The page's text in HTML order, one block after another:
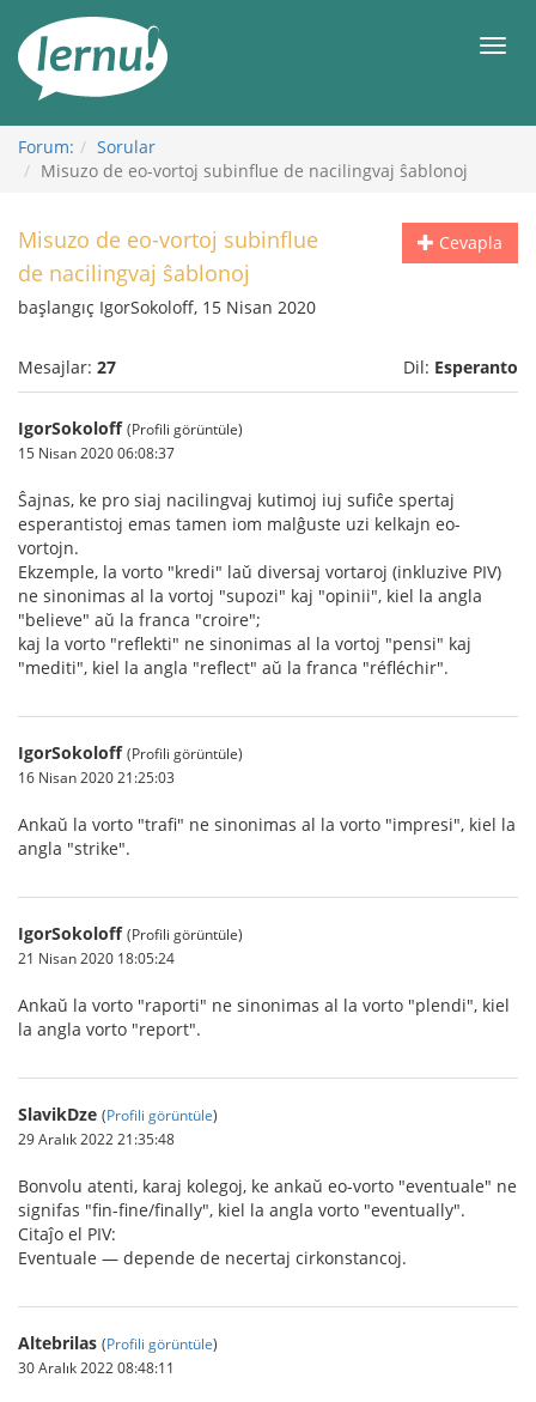
Görüntüleme
Forum:
Sorular
Misuzo de eo-vortoj subinflue de nacilingvaj ŝablonoj
Cevapla
Misuzo de eo-vortoj subinflue
de nacilingvaj ŝablonoj
başlangıç IgorSokoloff, 15 Nisan 2020
Mesajlar: 27 Dil: Esperanto
IgorSokoloff (Profili görüntüle)
15 Nisan 2020 06:08:37
Ŝajnas, ke pro siaj nacilingvaj kutimoj iuj sufiĉe spertaj
esperantistoj emas tamen iom malĝuste uzi kelkajn eo-
vortojn.
Ekzemple, la vorto "kredi" laŭ diversaj vortaroj (inkluzive PIV)
ne sinonimas al la vortoj "supozi" kaj "opinii", kiel la angla
"believe" aŭ la franca "croire";
kaj la vorto "reflekti" ne sinonimas al la vortoj "pensi" kaj
"mediti", kiel la angla "reflect" aŭ la franca "réfléchir".
IgorSokoloff (Profili görüntüle)
16 Nisan 2020 21:25:03
Ankaŭ la vorto "trafi" ne sinonimas al la vorto "impresi", kiel la
angla "strike".
IgorSokoloff (Profili görüntüle)
21 Nisan 2020 18:05:24
Ankaŭ la vorto "raporti" ne sinonimas al la vorto "plendi", kiel
la angla vorto "report".
SlavikDze (Profili görüntüle)
29 Aralık 2022 21:35:48
Bonvolu atenti, karaj kolegoj, ke ankaŭ eo-vorto "eventuale" ne
signifas "fin-fine/finally", kiel la angla vorto "eventually".
Citaĵo el PIV:
Eventuale — depende de necertaj cirkonstancoj.
Altebrilas (Profili görüntüle)
30 Aralık 2022 08:48:11